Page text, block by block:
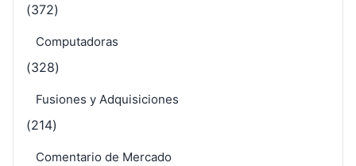
(372)
Computadoras
(328)
Fusiones y Adquisiciones
(214)
Comentario de Mercado